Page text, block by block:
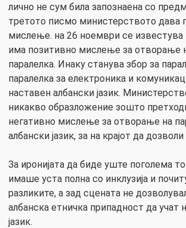
лично не сум била запознаена со
третото писмо министерството дава
мислење. на 26 ноември се известува
има позитивно мислење за отворање
паралелка. Инаку станува збор за
паралелка за електроника и
наставен албански јазик.
никакво образложение зошто
негативно мислење за отворање на
албански јазик, за на крајот да
За иронијата да биде уште поголема
имаше уста полна со инклузија и
разликите, а зад сцената не
албанска етничка припадност да учат
јазик.